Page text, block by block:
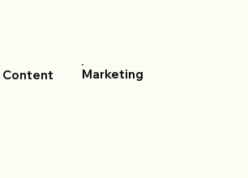
Content Marketing